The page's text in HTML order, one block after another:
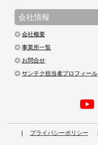
会社情報
会社概要
事業所一覧
お問合せ
サンテク担当者プロフィール
プライバシーポリシー